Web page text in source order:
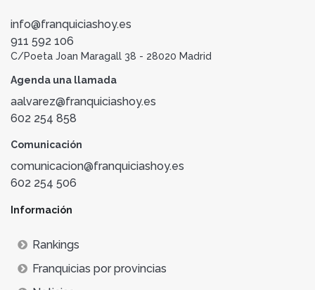
info@franquiciashoy.es
911 592 106
C/Poeta Joan Maragall 38 - 28020 Madrid
Agenda una llamada
aalvarez@franquiciashoy.es
602 254 858
Comunicación
comunicacion@franquiciashoy.es
602 254 506
Información
Rankings
Franquicias por provincias